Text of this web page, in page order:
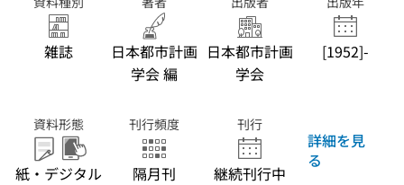
雑誌
日本都市計画
学会 編
日本都市計画
学会
[1952]-
資料形態
紙・デジタル
刊行頻度
隔月刊
刊行
継続刊行中
詳細を見
る